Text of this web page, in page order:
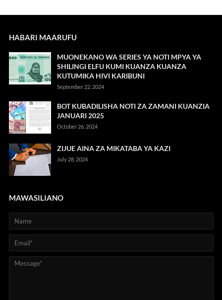
HABARI MAARUFU
MUONEKANO WA SERIES YA NOTI MPYA YA
SHILINGI ELFU KUMI KUANZA KUANZA
KUTUMIKA HIVI KARIBUNI
September 22, 2024
BOT KUBADILISHA NOTI ZA ZAMANI KUANZIA
JANUARI 2025
October 26, 2024
ZIJUE AINA ZA MIKATABA YA KAZI
July 28, 2024
MAWASILIANO